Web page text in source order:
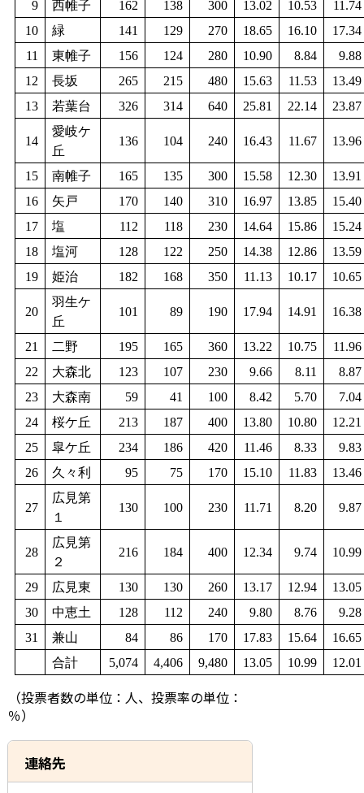
9
西帷子 162 138 300 13.02 10.53
11.74
10
緑 141 129 270 18.65 16.10
17.34
11
東帷子 156 124 280 10.90 8.84
9.88
12
長坂 265 215 480 15.63 11.53
13.49
13
若葉台 326 314 640 25.81 22.14 23.87
14
愛岐ケ
丘
136 104 240 16.43 11.67 13.96
15 南帷子 165 135 300 15.58 12.30
13.91
16
矢戸 170 140 310 16.97 13.85
15.40
17
塩 112 118 230 14.64 15.86
15.24
18
塩河 128 122 250 14.38 12.86
13.59
19
姫治 182 168 350 11.13 10.17 10.65
20
羽生ケ
丘
101 89 190 17.94 14.91 16.38
21 二野 195 165 360 13.22 10.75
11.96
22
大森北 123 107 230 9.66 8.11
8.87
23
大森南 59 41 100 8.42 5.70
7.04
24
桜ケ丘 213 187 400 13.80 10.80
12.21
25
皐ケ丘 234 186 420 11.46 8.33
9.83
26
久々利 95 75 170 15.10 11.83 13.46
27
広見第
１
130 100 230 11.71 8.20 9.87
28
広見第
２
216 184 400 12.34 9.74 10.99
29 広見東 130 130 260 13.17 12.94
13.05
30
中恵土 128 112 240 9.80 8.76
9.28
31
兼山 84 86 170 17.83 15.64
16.65
合計
5,074 4,406 9,480 13.05 10.99 12.01
（投票者数の単位：人、投票率の単位：
％）
連絡先